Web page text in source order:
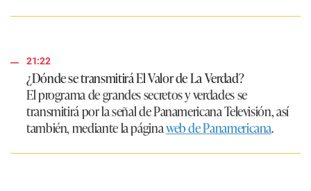
21:22
¿Dónde se transmitirá El Valor de La Verdad?
El programa de grandes secretos y verdades se
transmitirá por la señal de Panamericana Televisión, así
también, mediante la páginaweb de Panamericana.